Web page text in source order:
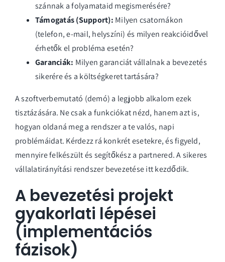
szánnak a folyamataid megismerésére?
Támogatás (Support): Milyen csatornákon
(telefon, e-mail, helyszíni) és milyen reakcióidővel
érhetők el probléma esetén?
Garanciák: Milyen garanciát vállalnak a bevezetés
sikerére és a költségkeret tartására?
A szoftverbemutató (demó) a legjobb alkalom ezek
tisztázására. Ne csak a funkciókat nézd, hanem azt is,
hogyan oldaná meg a rendszer a te valós, napi
problémáidat. Kérdezz rá konkrét esetekre, és figyeld,
mennyire felkészült és segítőkész a partnered. A sikeres
vállalatirányítási rendszer bevezetése itt kezdődik.
A bevezetési projekt
gyakorlati lépései
(implementációs
fázisok)